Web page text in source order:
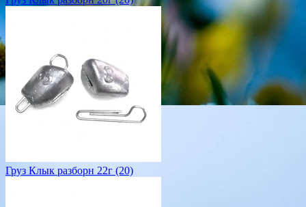
Груз Клык разборн 22г (20)